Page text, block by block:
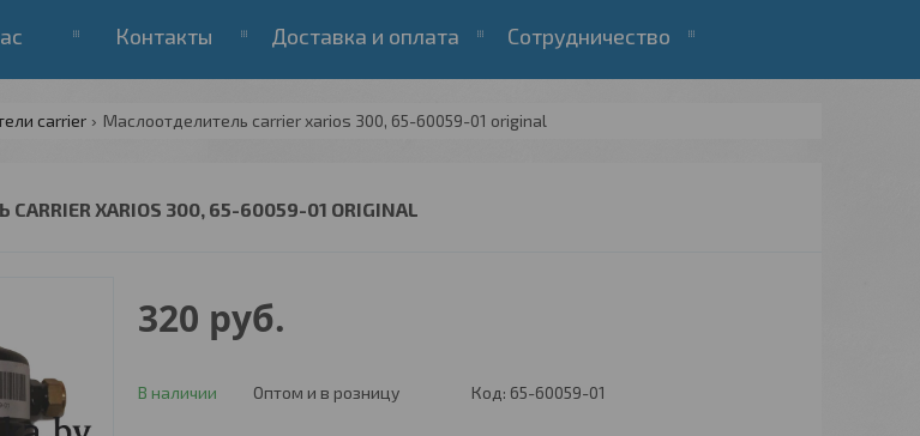
Контакты Доставка и оплата Сотрудничество
carrier Маслоотделитель carrier xarios 300, 65-60059-01 original
XARIOS 300, 65-60059-01 ORIGINAL
320 руб.
В наличии Оптом и в розницу Код: 65-60059-01